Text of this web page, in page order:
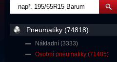
Pneumatiky (74818)
Nákladní (3333)
Osobní pneumatiky (71485)